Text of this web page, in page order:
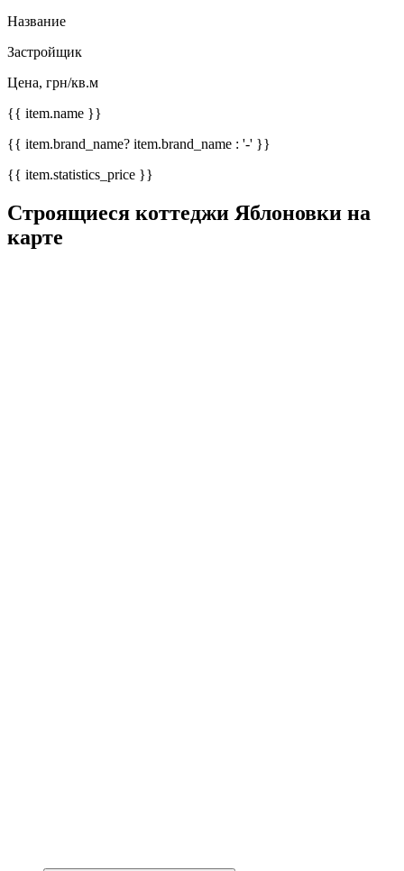
Название
Застройщик
Цена, грн/кв.м
{{ item.name }}
{{ item.brand_name? item.brand_name : '-' }}
{{ item.statistics_price }}
Строящиеся коттеджи Яблоновки на
карте